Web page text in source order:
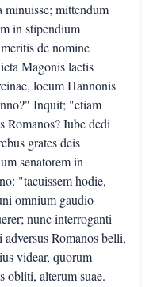
minuisse; mittendum
in stipendium
de nomine
Magonis laetis
locum Hannonis
Inquit; "etiam
Romanos? Iube dedi
grates deis
senatorem in
"tacuissem hodie,
omnium gaudio
nunc interroganti
adversus Romanos belli,
videar, quorum
obliti, alterum suae.